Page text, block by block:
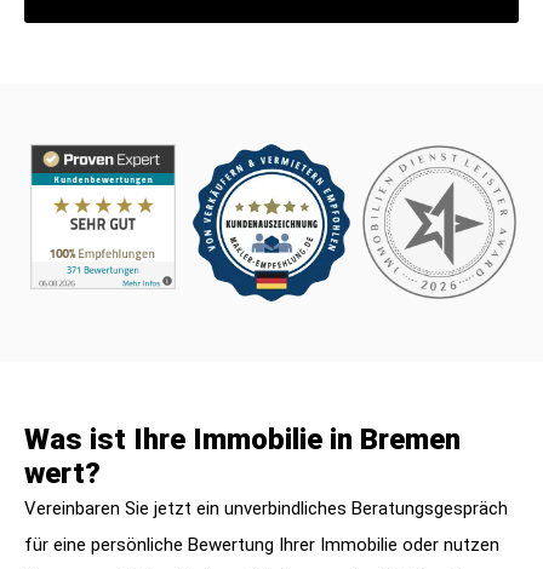
Was ist Ihre Immobilie in Bremen
wert?
Vereinbaren Sie jetzt ein unverbindliches Beratungsgespräch
für eine persönliche Bewertung Ihrer Immobilie oder nutzen